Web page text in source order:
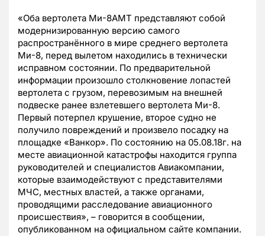
«Оба вертолета Ми-8АМТ представляют собой
модернизированную версию самого
распространённого в мире среднего вертолета
Ми-8, перед вылетом находились в технически
исправном состоянии. По предварительной
информации произошло столкновение лопастей
вертолета с грузом, перевозимым на внешней
подвеске ранее взлетевшего вертолета Ми-8.
Первый потерпел крушение, второе судно не
получило повреждений и произвело посадку на
площадке «Ванкор». По состоянию на 05.08.18г. на
месте авиационной катастрофы находится группа
руководителей и специалистов Авиакомпании,
которые взаимодействуют с представителями
МЧС, местных властей, а также органами,
проводящими расследование авиационного
происшествия», – говорится в сообщении,
опубликованном на официальном сайте компании.